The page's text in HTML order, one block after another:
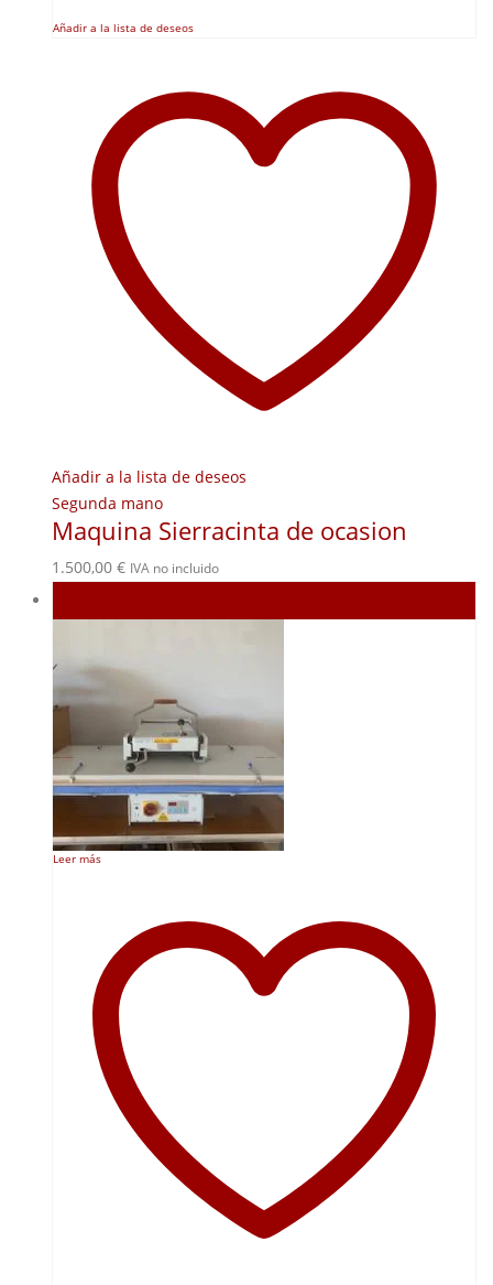
Añadir a la lista de deseos
Añadir a la lista de deseos
Segunda mano
Maquina Sierracinta de ocasion
1.500,00 € IVA no incluido
Leer más